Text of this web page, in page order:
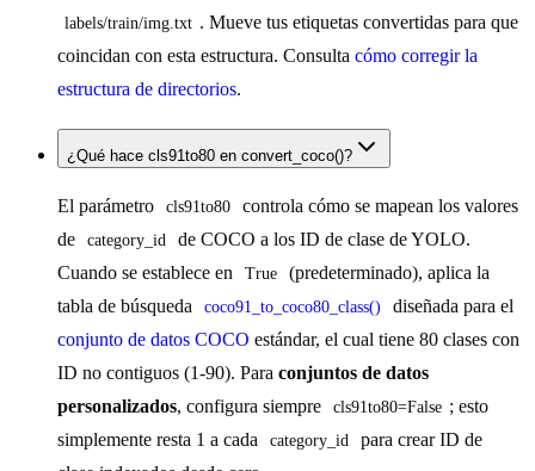
labels/train/img.txt . Mueve tus etiquetas convertidas para que
coincidan con esta estructura. Consulta cómo corregir la
estructura de directorios.
¿Qué hace cls91to80 en convert_coco()?
El parámetro cls91to80
controla cómo se mapean los valores
de
category_id
de COCO a los ID de clase de YOLO.
Cuando se establece en
True
(predeterminado), aplica la
tabla de búsqueda
coco91_to_coco80_class()
diseñada para el
conjunto de datos COCO estándar, el cual tiene 80 clases con
ID no contiguos (1-90). Para conjuntos de datos
personalizados, configura siempre cls91to80=False ; esto
simplemente resta 1 a cada
category_id
para crear ID de